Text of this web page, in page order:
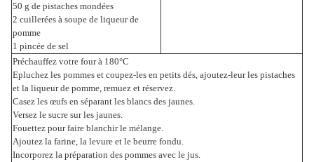
50 g de pistaches mondées
2 cuillerées à soupe de liqueur de
pomme
1 pincée de sel
Préchauffez votre four à 180°C
Epluchez les pommes et coupez-les en petits dés, ajoutez-leur les pistaches
et la liqueur de pomme, remuez et réservez.
Casez les œufs en séparant les blancs des jaunes.
Versez le sucre sur les jaunes.
Fouettez pour faire blanchir le mélange.
Ajoutez la farine, la levure et le beurre fondu.
Incorporez la préparation des pommes avec le jus.